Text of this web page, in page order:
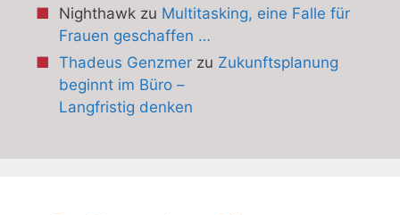
Nighthawkzu Multitasking, eine Falle für
Frauen geschaffen …
Thadeus Genzmerzu Zukunftsplanung
beginnt im Büro –
Langfristig denken